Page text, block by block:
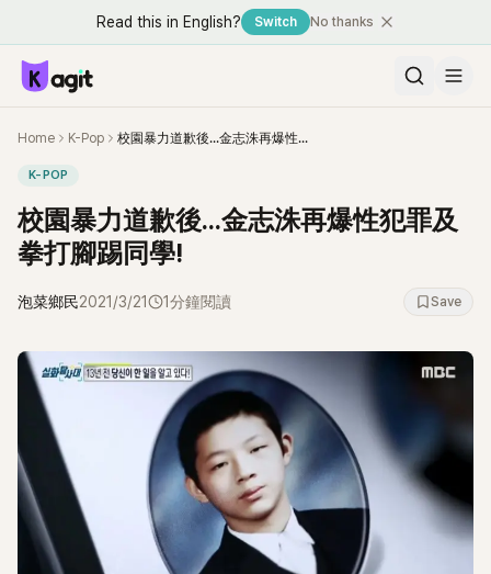
Read this in English? Switch No thanks
Home K-Pop 校園暴力道歉後...金志洙再爆性犯罪及拳打腳踢同學!
K-POP
校園暴力道歉後...金志洙再爆性犯罪及
拳打腳踢同學!
泡菜鄉民2021/3/21 1分鐘閱讀 Save